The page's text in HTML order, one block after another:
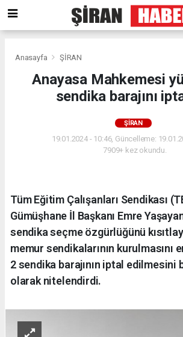
Anasayfa ŞİRAN
Anayasa Mahkemesi
sendika barajını
ŞİRAN
19.01.2024 - 10:46, Güncelleme:
7909+ kez okundu.
Tüm Eğitim Çalışanları Sendikası
Gümüşhane İl Başkanı Emre
sendika seçme özgürlüğünü
memur sendikalarının kurulmasını
2 sendika barajının iptal edilmesini
olarak nitelendirdi.